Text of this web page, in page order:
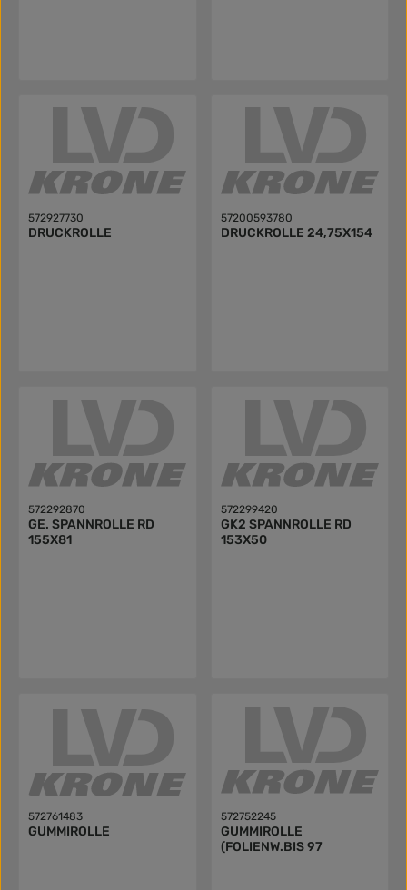
572927730
DRUCKROLLE
57200593780
DRUCKROLLE 24,75X154
572292870
GE. SPANNROLLE RD
155X81
572299420
GK2 SPANNROLLE RD
153X50
572761483
GUMMIROLLE
572752245
GUMMIROLLE
(FOLIENW.BIS 97